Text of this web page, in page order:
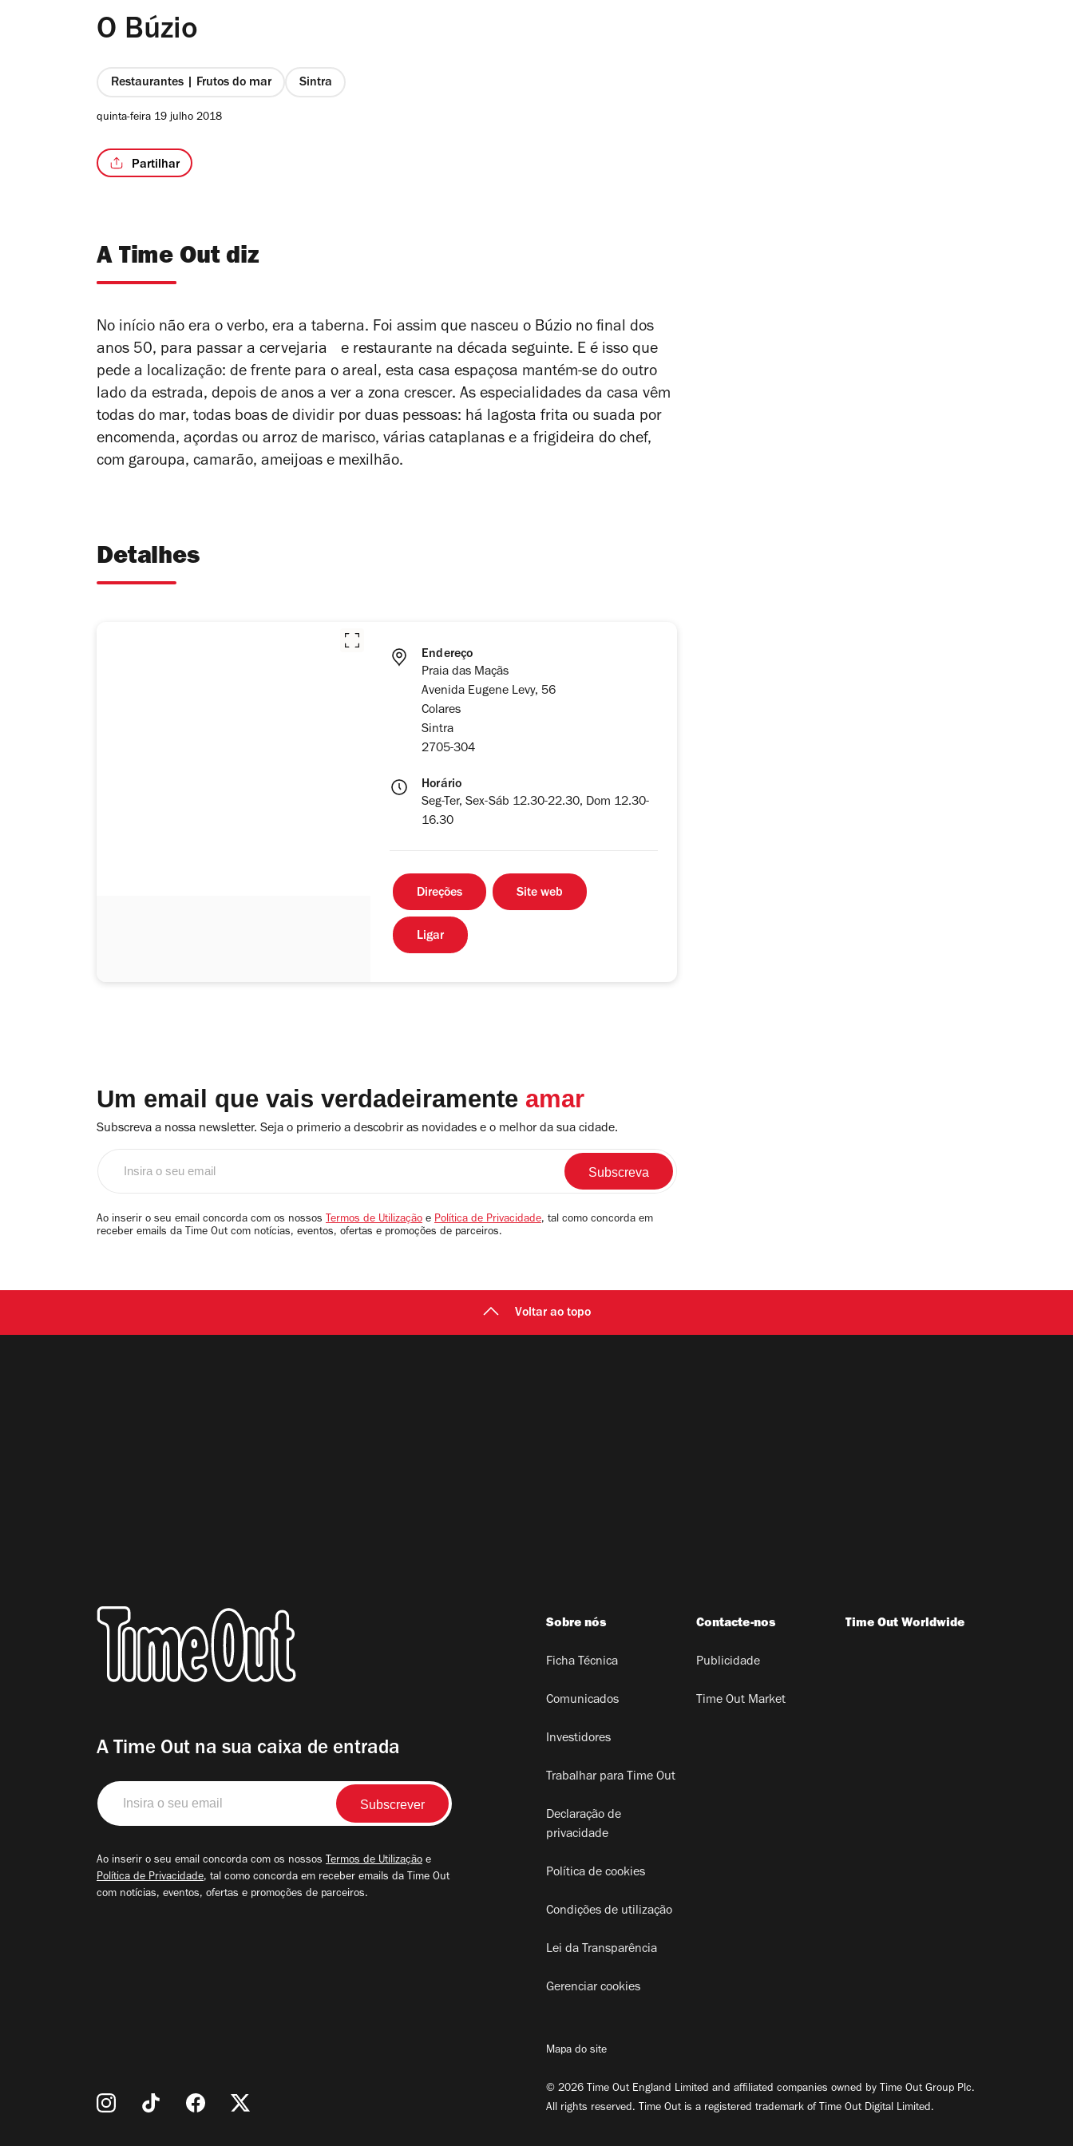
O Búzio
Restaurantes | Frutos do mar Sintra
quinta-feira 19 julho 2018
Partilhar
A Time Out diz
No início não era o verbo, era a taberna. Foi assim que nasceu o Búzio no final dos
anos 50, para passar a cervejaria e restaurante na década seguinte. E é isso que
pede a localização: de frente para o areal, esta casa espaçosa mantém-se do outro
lado da estrada, depois de anos a ver a zona crescer. As especialidades da casa vêm
todas do mar, todas boas de dividir por duas pessoas: há lagosta frita ou suada por
encomenda, açordas ou arroz de marisco, várias cataplanas e a frigideira do chef,
com garoupa, camarão, ameijoas e mexilhão.
Detalhes
Endereço
Praia das Maçãs
Avenida Eugene Levy, 56
Colares
Sintra
2705-304
Horário
Seg-Ter, Sex-Sáb 12.30-22.30, Dom 12.30-
16.30
Direções Site web
Ligar
Um email que vais verdadeiramente amar
Subscreva a nossa newsletter. Seja o primerio a descobrir as novidades e o melhor da sua cidade.
email
Ao inserir o seu email concorda com os nossos Termos de Utilização e Política de Privacidade, tal como concorda em
receber emails da Time Out com notícias, eventos, ofertas e promoções de parceiros.
Voltar ao topo
A Time Out na sua caixa de entrada
Insira
o
seu
Ao inserir o seu email concorda com os nossos Termos de Utilização e
Política de Privacidade, tal como concorda em receber emails da Time Out
com notícias, eventos, ofertas e promoções de parceiros.
Sobre nós
Ficha Técnica
Comunicados
Investidores
Trabalhar para Time Out
Declaração de
privacidade
Política de cookies
Condições de utilização
Lei da Transparência
Gerenciar cookies
Contacte-nos
Publicidade
Time Out Market
Time Out Worldwide
Mapa do site
© 2026 Time Out England Limited and affiliated companies owned by Time Out Group Plc.
All rights reserved. Time Out is a registered trademark of Time Out Digital Limited.